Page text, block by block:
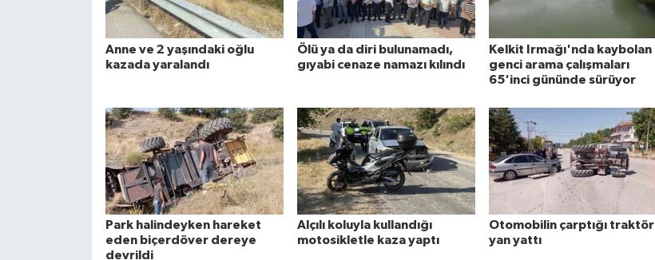
Anne ve 2 yaşındaki oğlu
kazada yaralandı
Ölü ya da diri bulunamadı,
gıyabi cenaze namazı kılındı
Kelkit Irmağı'nda kaybolan
genci arama çalışmaları
65'inci gününde sürüyor
Park halindeyken hareket
eden biçerdöver dereye
devrildi
Alçılı koluyla kullandığı
motosikletle kaza yaptı
Otomobilin çarptığı traktör
yan yattı